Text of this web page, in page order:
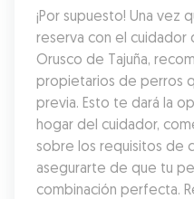
¡Por supuesto! Una vez
reserva con el
Orusco de Tajuña,
propietarios de perros
previa. Esto te dará la
hogar del cuidador,
sobre los requisitos de
asegurarte de que tu
combinación perfecta.